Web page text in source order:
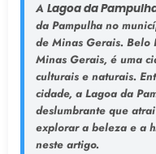
A Lagoa da
da Pampulha no
de Minas Gerais. Belo
Minas Gerais, é uma
culturais e naturais.
cidade, a Lagoa da
deslumbrante que
explorar a beleza e a
neste artigo.